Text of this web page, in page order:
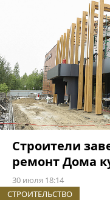
Строители
ремонт Дома
30 июля 18:14
СТРОИТЕЛЬСТВО